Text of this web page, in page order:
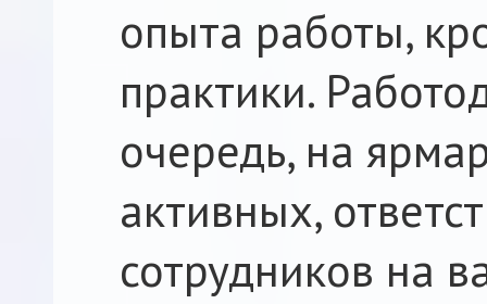
опыта работы,
практики.
очередь, на
активных,
сотрудников на